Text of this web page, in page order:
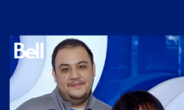
Opportunités de carrière chez Bell, Aller